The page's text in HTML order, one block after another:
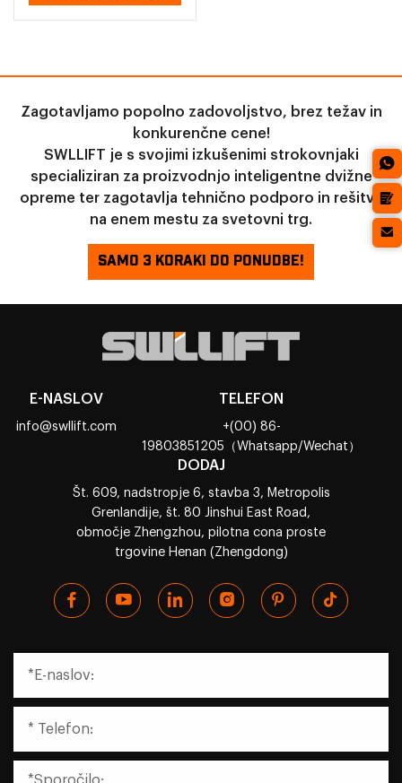
Zagotavljamo popolno zadovoljstvo, brez težav in
konkurenčne cene!
SWLLIFT je s svojimi izkušenimi strokovnjaki
specializiran za proizvodnjo inteligentne dvižne
opreme ter zagotavlja tehnično podporo in rešitve
na enem mestu za svetovni trg.
SAMO 3 KORAKI DO PONUDBE!
E-NASLOV
info@swllift.com
TELEFON
+(00) 86-
19803851205（Whatsapp/Wechat）
DODAJ
Št. 609, nadstropje 6, stavba 3, Metropolis
Grenlandije, št. 80 Jinshui East Road,
območje Zhengzhou, pilotna cona proste
trgovine Henan (Zhengdong)